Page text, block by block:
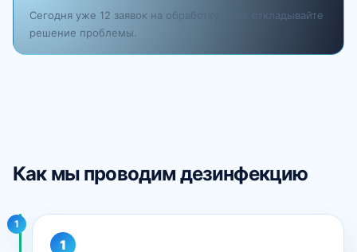
Сегодня уже 12 заявок на обработку — не откладывайте
решение проблемы.
Как мы проводим дезинфекцию
1